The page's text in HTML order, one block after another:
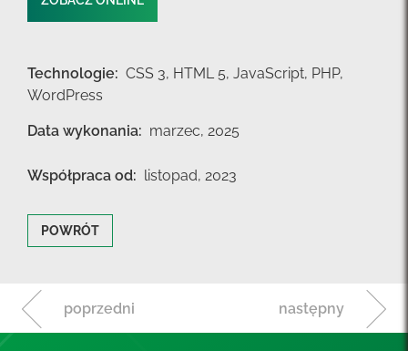
Technologie: CSS 3, HTML 5, JavaScript, PHP,
WordPress
Data wykonania: marzec, 2025
Współpraca od: listopad, 2023
POWRÓT
poprzedni następny